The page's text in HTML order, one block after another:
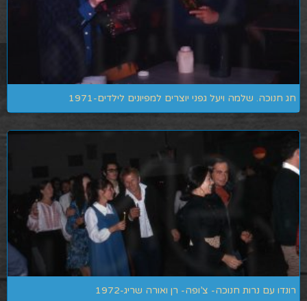
חג חנוכה. שלמה ויעל גפני יוצרים למפיונים לילדים-1971
רונדו עם נרות חנוכה- צ’ופה- רן ואורה שריג-1972